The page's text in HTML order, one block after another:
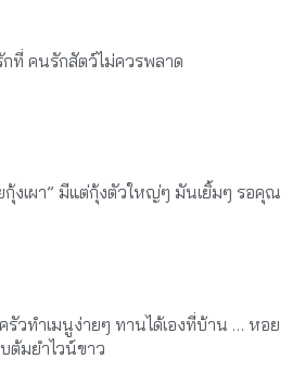
กที่ คนรักสัตว์ไม่ควรพลาด
กุ้งเผา” มีแต่กุ้งตัวใหญ่ๆ มันเยิ้มๆ รอคุณ
ครัวทำเมนูง่ายๆ ทานได้เองที่บ้าน … หอย
ต้มยำไวน์ขาว